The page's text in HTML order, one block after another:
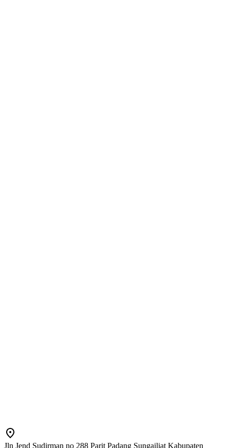
Jln Jend Sudirman no 288 Parit Padang Sungailiat Kabupaten